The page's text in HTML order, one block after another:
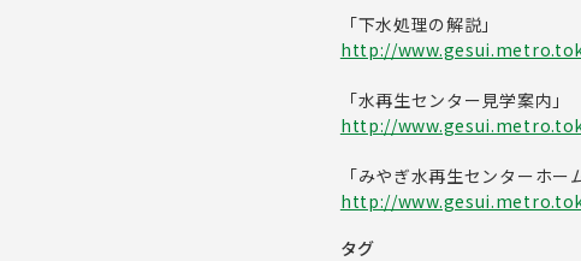
「下水処理の解説」
http://
「水再生センター見学案内」
http://
「みやぎ水再生センターホー
http://
タグ